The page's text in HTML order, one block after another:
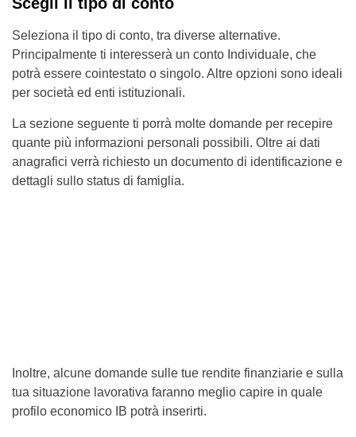
Seleziona il tipo di conto, tra diverse alternative.
Principalmente ti interesserà un conto Individuale, che
potrà essere cointestato o singolo. Altre opzioni sono ideali
per società ed enti istituzionali.
La sezione seguente ti porrà molte domande per recepire
quante più informazioni personali possibili. Oltre ai dati
anagrafici verrà richiesto un documento di identificazione e
dettagli sullo status di famiglia.
Inoltre, alcune domande sulle tue rendite finanziarie e sulla
tua situazione lavorativa faranno meglio capire in quale
profilo economico IB potrà inserirti.